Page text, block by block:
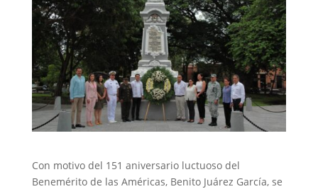
Con motivo del 151 aniversario luctuoso del
Benemérito de las Américas, Benito Juárez García, se